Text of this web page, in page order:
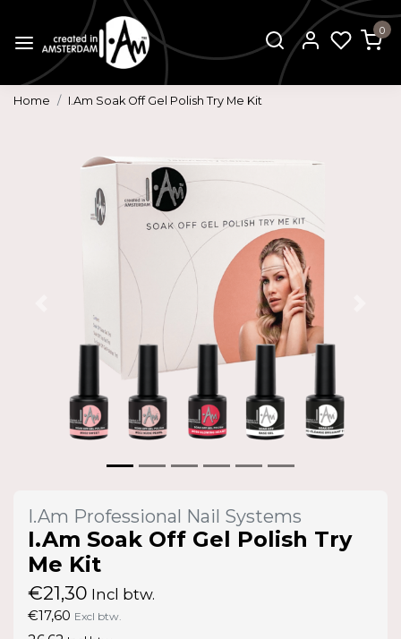
0
Home I.Am Soak Off Gel Polish Try Me Kit
I.Am Professional Nail Systems
I.Am Soak Off Gel Polish Try
Me Kit
€21,30 Incl btw.
€17,60 Excl btw.